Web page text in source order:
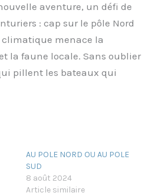
aventure, un défi de
: cap sur le pôle Nord
menace la
la faune locale. Sans oublier
pillent les bateaux qui
AU POLE NORD OU AU POLE
SUD
8 août 2024
Article similaire